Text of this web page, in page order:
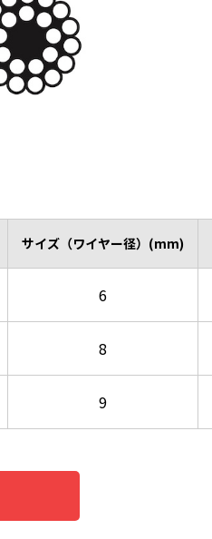
サイズ（ワイヤー径）(mm)
6
8
9